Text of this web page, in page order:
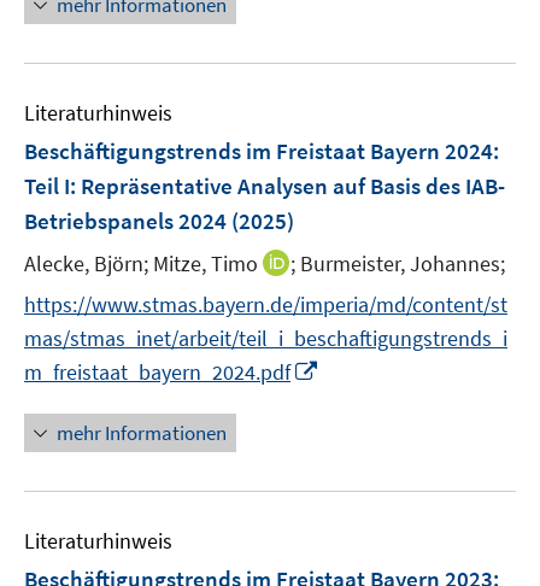
e
e
f
f
n
e
e
u
m
F
n
s
t
r
ö
f
n
e
n
Literaturhinweis
Beschäftigungstrends im Freistaat Bayern 2024:
Teil I: Repräsentative Analysen auf Basis des IAB-
Betriebspanels 2024 (2025)
Alecke, Björn; Mitze, Timo
I
n
n
e
u
e
; Burmeister, Johannes;
https://www.stmas.bayern.de/imperia/md/content/st
mas/stmas_inet/arbeit/teil_i_beschaftigungstrends_i
m_freistaat_bayern_2024.pdf
u
F
mehr Informationen
Literaturhinweis
Beschäftigungstrends im Freistaat Bayern 2023: